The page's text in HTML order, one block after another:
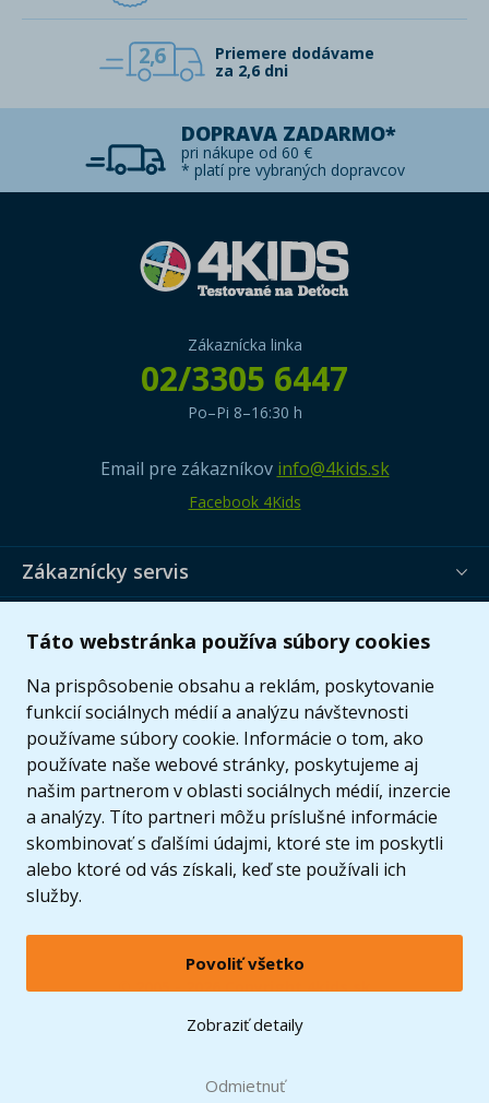
Táto webstránka používa súbory cookies
Na prispôsobenie obsahu a reklám, poskytovanie
funkcií sociálnych médií a analýzu návštevnosti
používame súbory cookie. Informácie o tom, ako
používate naše webové stránky, poskytujeme aj
našim partnerom v oblasti sociálnych médií, inzercie
a analýzy. Títo partneri môžu príslušné informácie
skombinovať s ďalšími údajmi, ktoré ste im poskytli
alebo ktoré od vás získali, keď ste používali ich
služby.
Povoliť všetko
Zobraziť detaily
Odmietnuť
2,6
Priemere dodávame
za 2,6 dni
DOPRAVA ZADARMO*
pri nákupe od 60 €
* platí pre vybraných dopravcov
Zákaznícka linka
02/3305 6447
Po–Pi 8–16:30 h
Email pre zákazníkov info@4kids.sk
Facebook 4Kids
Zákaznícky servis
© 2005 - 2026 Copyright 4kids.sk
LEGO, logo LEGO a minifigúrka sú ochrannými známkami spoločnosti LEGO Group. ©
2024 The LEGO Group.
Zobraziť verziu pre desktop
Doprava zadarmopri nákupe od